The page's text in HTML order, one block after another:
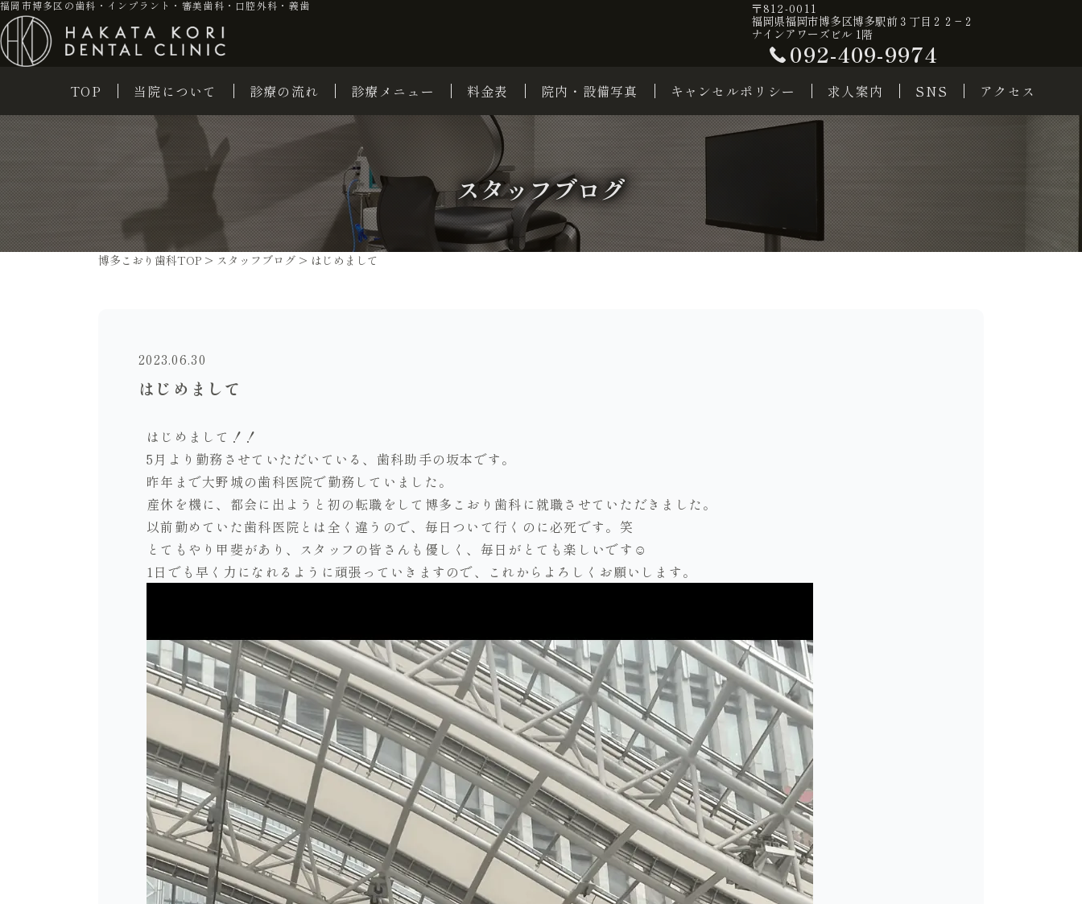
福岡市博多区の歯科・インプラント・審美歯科・口腔外科・義歯
〒812-0011
福岡県福岡市博多区博多駅前３丁目２２−２
ナインアワーズビル 1階
092-409-9974
TOP 当院について 診療の流れ 診療メニュー 料金表 院内・設備写真 キャンセルポリシー 求人案内 SNS アクセス
スタッフブログ
博多こおり歯科TOP > スタッフブログ > はじめまして
2023.06.30
はじめまして
はじめまして！！
5月より勤務させていただいている、歯科助手の坂本です。
昨年まで大野城の歯科医院で勤務していました。
産休を機に、都会に出ようと初の転職をして博多こおり歯科に就職させていただきました。
以前勤めていた歯科医院とは全く違うので、毎日ついて行くのに必死です。笑
とてもやり甲斐があり、スタッフの皆さんも優しく、毎日がとても楽しいです☺️
1日でも早く力になれるように頑張っていきますので、これからよろしくお願いします。